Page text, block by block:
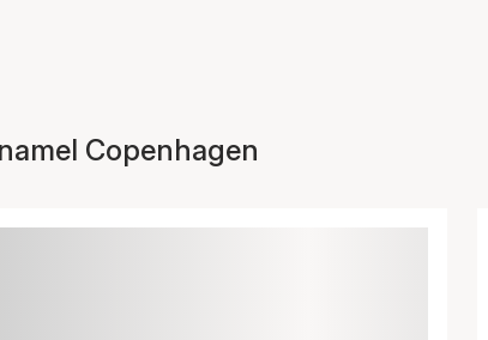
Copenhagen